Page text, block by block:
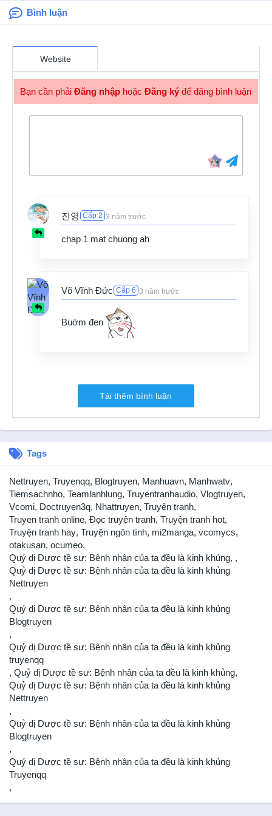
Chapter 277
Chapter 276
2 năm trước
Chapter 275
2 năm trước
Chapter 272
Chapter 271
3 năm trước
Chapter 270
3 năm trước
Chapter 268
3 năm trước
Chapter 263
Chapter 262
3 năm trước
Chapter 261
3 năm trước
Chapter 260
3 năm trước
Chapter 259
Chapter 258
3 năm trước
Chapter 257
3 năm trước
Chapter 256
3 năm trước
3 năm trước
Chapter 254
Chapter 253
Chapter 252
Bình luận
Website
Bạn cần phải Đăng nhập hoặc Đăng ký để đăng bình luận
진영 Cấp 2 3 năm trước
chap 1 mat chuong ah
Võ Vĩnh Đức Cấp 6 3 năm trước
Buớm đen
Tải thêm bình luận
Tags
Nettruyen, Truyenqq, Blogtruyen, Manhuavn, Manhwatv,
Tiemsachnho, Teamlanhlung, Truyentranhaudio, Vlogtruyen,
Vcomi, Doctruyen3q, Nhattruyen, Truyện tranh,
Truyen tranh online, Đọc truyện tranh, Truyện tranh hot,
Truyện tranh hay, Truyện ngôn tình, mi2manga, vcomycs,
otakusan, ocumeo,
Quỷ dị Dược tề sư: Bệnh nhân của ta đều là kinh khủng, ,
Quỷ dị Dược tề sư: Bệnh nhân của ta đều là kinh khủng
Nettruyen
,
Quỷ dị Dược tề sư: Bệnh nhân của ta đều là kinh khủng
Blogtruyen
,
Quỷ dị Dược tề sư: Bệnh nhân của ta đều là kinh khủng
truyenqq
, Quỷ dị Dược tề sư: Bệnh nhân của ta đều là kinh khủng,
Quỷ dị Dược tề sư: Bệnh nhân của ta đều là kinh khủng
Nettruyen
,
Quỷ dị Dược tề sư: Bệnh nhân của ta đều là kinh khủng
Blogtruyen
,
Quỷ dị Dược tề sư: Bệnh nhân của ta đều là kinh khủng
Truyenqq
,